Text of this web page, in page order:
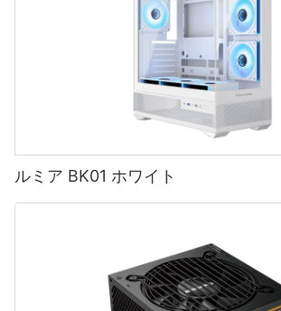
ルミア BK01 ホワイト